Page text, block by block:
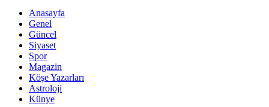
Anasayfa
Genel
Güncel
Siyaset
Spor
Magazin
Köşe Yazarları
Astroloji
Künye